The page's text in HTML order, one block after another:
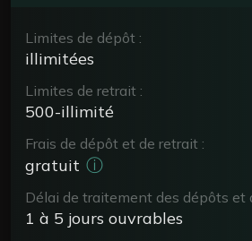
Limites de dépôt :
illimitées
Limites de retrait :
500-illimité
Frais de dépôt et de retrait :
gratuit ⓘ
Délai de traitement des dépôts et
1 à 5 jours ouvrables